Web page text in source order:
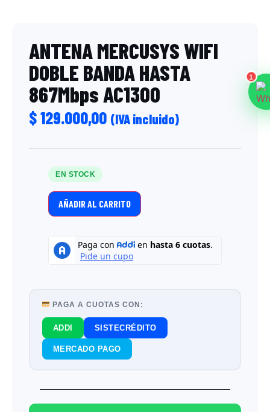
ANTENA MERCUSYS WIFI
DOBLE BANDA HASTA
867Mbps AC1300
$129.000,00 (IVA incluido)
EN STOCK
AÑADIR AL CARRITO
PAGA A CUOTAS CON:
ADDI SISTECRÉDITO
MERCADO PAGO
1